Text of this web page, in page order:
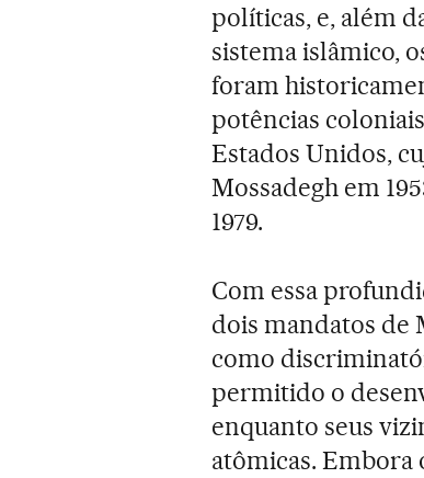
políticas, e, além
sistema islâmico,
foram
potências
Estados Unidos,
Mossadegh em
1979.
Com essa
dois mandatos de
como
permitido o
enquanto seus
atômicas. Embora